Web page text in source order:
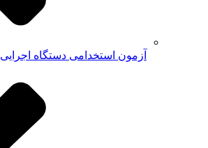
آزمون استخدامی دستگاه اجرایی